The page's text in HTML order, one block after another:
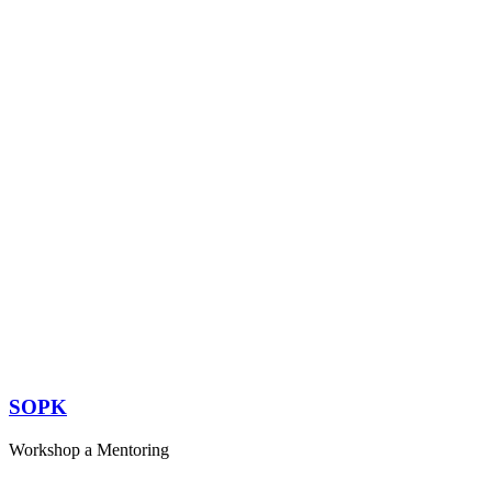
SOPK
Workshop a Mentoring